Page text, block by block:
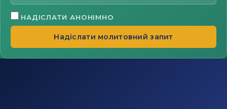
НАДІСЛАТИ АНОНІМНО
Надіслати молитовний запит